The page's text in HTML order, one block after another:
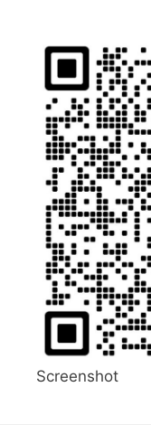
Screenshot